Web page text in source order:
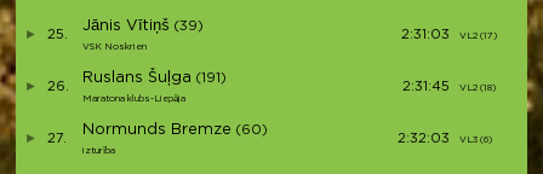
25.
Jānis Vītiņš (39)
VSK Noskrien
2:31:03 VL2 (17)
26.
Ruslans Šuļga (191)
Maratona klubs-Liepāja
2:31:45 VL2 (18)
27.
Normunds Bremze (60)
izturība
2:32:03 VL3 (6)